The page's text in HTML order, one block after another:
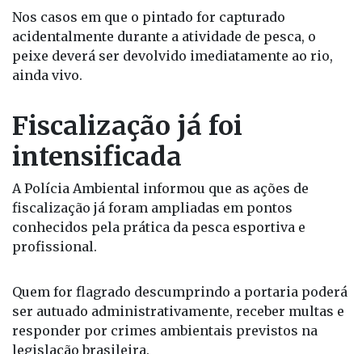
Nos casos em que o pintado for capturado
acidentalmente durante a atividade de pesca, o
peixe deverá ser devolvido imediatamente ao rio,
ainda vivo.
Fiscalização já foi
intensificada
A Polícia Ambiental informou que as ações de
fiscalização já foram ampliadas em pontos
conhecidos pela prática da pesca esportiva e
profissional.
Quem for flagrado descumprindo a portaria poderá
ser autuado administrativamente, receber multas e
responder por crimes ambientais previstos na
legislação brasileira.